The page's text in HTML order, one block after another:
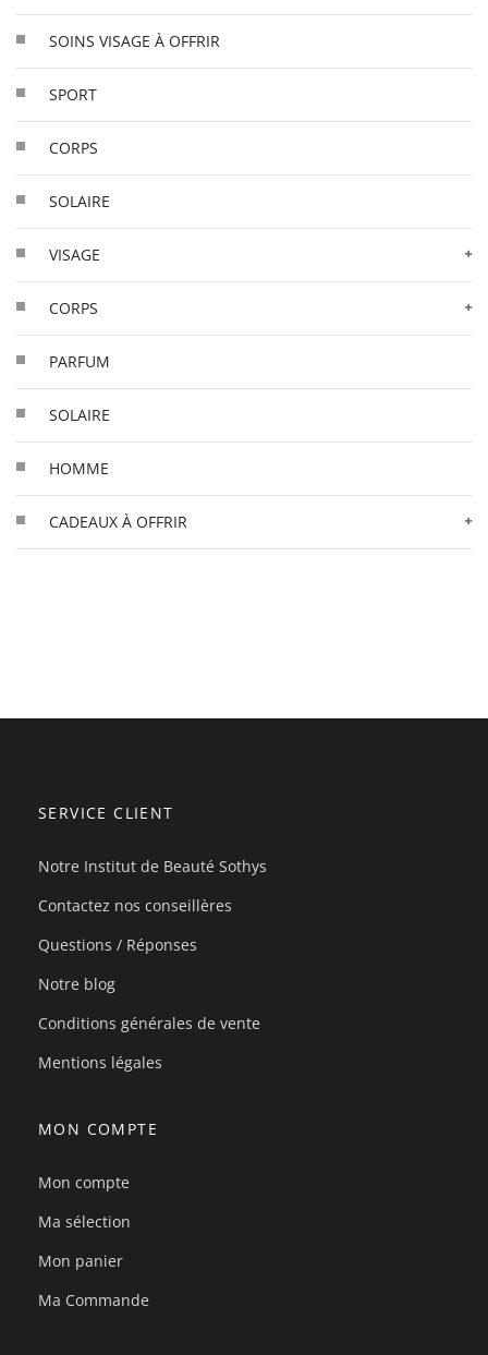
SOINS VISAGE À OFFRIR
SPORT
CORPS
SOLAIRE
VISAGE
CORPS
PARFUM
SOLAIRE
HOMME
CADEAUX À OFFRIR
SERVICE CLIENT
Notre Institut de Beauté Sothys
Contactez nos conseillères
Questions / Réponses
Notre blog
Conditions générales de vente
Mentions légales
MON COMPTE
Mon compte
Ma sélection
Mon panier
Ma Commande